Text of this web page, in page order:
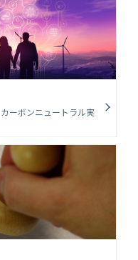
ーボンニュートラル実